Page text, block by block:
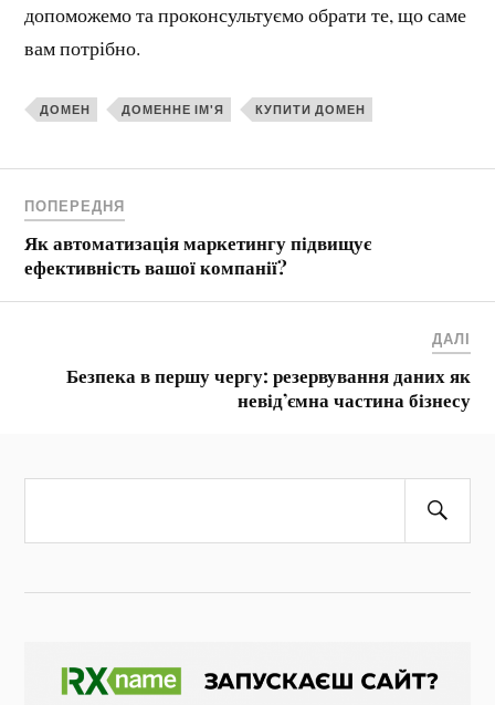
допоможемо та проконсультуємо обрати те, що саме
вам потрібно.
ДОМЕН ДОМЕННЕ ІМ'Я КУПИТИ ДОМЕН
ПОПЕРЕДНЯ
Як автоматизація маркетингу підвищує
ефективність вашої компанії?
ДАЛІ
Безпека в першу чергу: резервування даних як
невід’ємна частина бізнесу